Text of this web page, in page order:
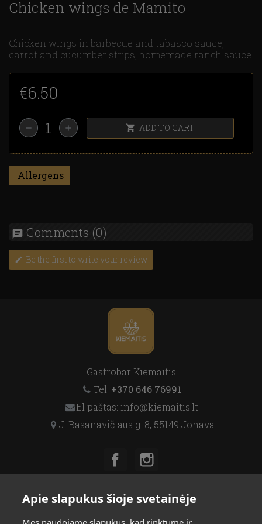
Apie slapukus šioje svetainėje
Chicken wings de Mamito
Chicken wings in barbecue and tabasco sauce,
carrot and cucumber strips, homemade ranch sauce
€6.50
remove add shopping_cart ADD TO CART
Allergens
chat Comments (0)
edit Be the first to write your review
Gastrobar Kiemaitis
Tel: +370 646 76991
El paštas: info@kiemaitis.lt
J. Basanavičiaus g. 8, 55149 Jonava
Facebook
NEWSLETTER